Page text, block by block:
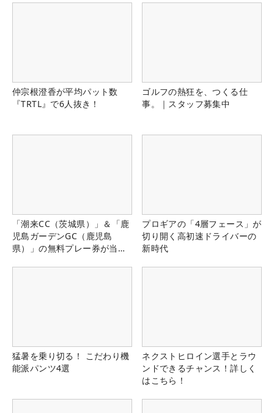
仲宗根澄香が平均パット数
『TRTL』で6人抜き！
ゴルフの熱狂を、つくる仕
事。｜スタッフ募集中
「潮来CC（茨城県）」＆「鹿
児島ガーデンGC（鹿児島
県）」の無料プレー券が当た
プロギアの「4層フェース」が
切り開く高初速ドライバーの
新時代
猛暑を乗り切る！ こだわり機
能派パンツ4選
ネクストヒロイン選手とラウ
ンドできるチャンス！詳しく
はこちら！